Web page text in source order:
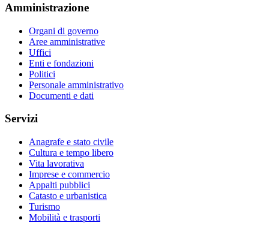
Amministrazione
Organi di governo
Aree amministrative
Uffici
Enti e fondazioni
Politici
Personale amministrativo
Documenti e dati
Servizi
Anagrafe e stato civile
Cultura e tempo libero
Vita lavorativa
Imprese e commercio
Appalti pubblici
Catasto e urbanistica
Turismo
Mobilità e trasporti